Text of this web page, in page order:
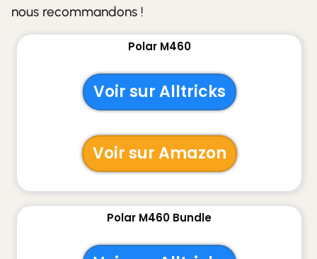
nous recommandons !
Polar M460
Voir sur Alltricks
Voir sur Amazon
Polar M460 Bundle